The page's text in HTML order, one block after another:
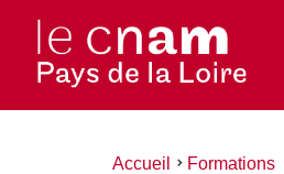
Vous
Accueil Formations